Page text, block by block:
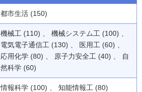
都市生活 (150)
機械工 (110) 、 機械システム工 (100) 、
電気電子通信工 (130) 、 医用工 (60) 、
応用化学 (80) 、 原子力安全工 (40) 、 自
然科学 (60)
情報科学 (100) 、 知能情報工 (80)